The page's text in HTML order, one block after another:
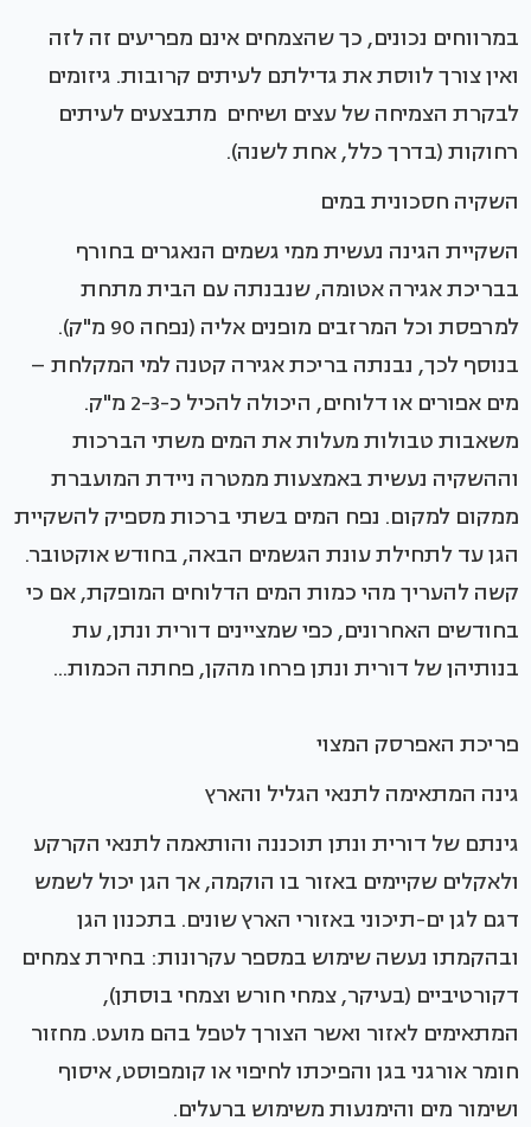
במרווחים נכונים, כך שהצמחים אינם מפריעים זה לזה
ואין צורך לווסת את גדילתם לעיתים קרובות. גיזומים
לבקרת הצמיחה של עצים ושיחים מתבצעים לעיתים
רחוקות (בדרך כלל, אחת לשנה).
השקיה חסכונית במים
השקיית הגינה נעשית ממי גשמים הנאגרים בחורף
בבריכת אגירה אטומה, שנבנתה עם הבית מתחת
למרפסת וכל המרזבים מופנים אליה (נפחה 90 מ"ק).
בנוסף לכך, נבנתה בריכת אגירה קטנה למי המקלחת –
מים אפורים או דלוחים, היכולה להכיל כ-2-3 מ"ק.
משאבות טבולות מעלות את המים משתי הברכות
וההשקיה נעשית באמצעות ממטרה ניידת המועברת
ממקום למקום. נפח המים בשתי ברכות מספיק להשקיית
הגן עד לתחילת עונת הגשמים הבאה, בחודש אוקטובר.
קשה להעריך מהי כמות המים הדלוחים המופקת, אם כי
בחודשים האחרונים, כפי שמציינים דורית ונתן, עת
בנותיהן של דורית ונתן פרחו מהקן, פחתה הכמות...
פריכת האפרסק המצוי
גינה המתאימה לתנאי הגליל והארץ
גינתם של דורית ונתן תוכננה והותאמה לתנאי הקרקע
ולאקלים שקיימים באזור בו הוקמה, אך הגן יכול לשמש
דגם לגן ים-תיכוני באזורי הארץ שונים. בתכנון הגן
ובהקמתו נעשה שימוש במספר עקרונות: בחירת צמחים
דקורטיביים (בעיקר, צמחי חורש וצמחי בוסתן),
המתאימים לאזור ואשר הצורך לטפל בהם מועט. מחזור
חומר אורגני בגן והפיכתו לחיפוי או קומפוסט, איסוף
ושימור מים והימנעות משימוש ברעלים.